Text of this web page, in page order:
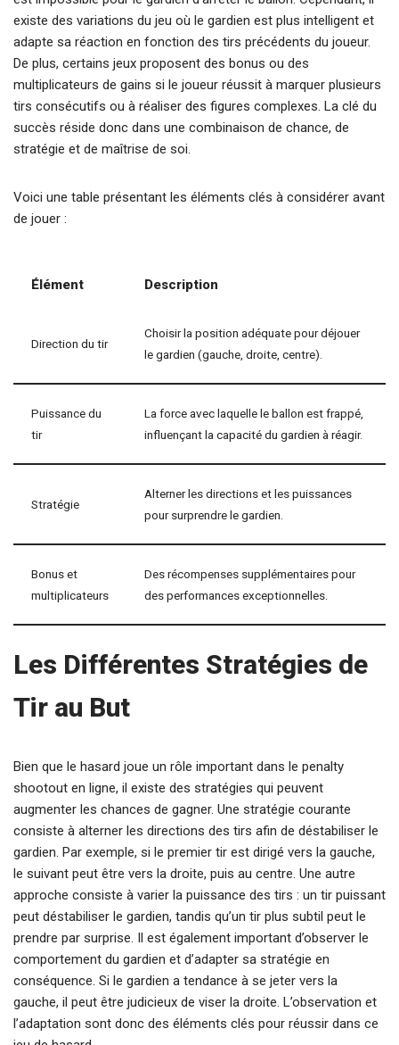
existe des variations du jeu où le gardien est plus intelligent et
adapte sa réaction en fonction des tirs précédents du joueur.
De plus, certains jeux proposent des bonus ou des
multiplicateurs de gains si le joueur réussit à marquer plusieurs
tirs consécutifs ou à réaliser des figures complexes. La clé du
succès réside donc dans une combinaison de chance, de
stratégie et de maîtrise de soi.
Voici une table présentant les éléments clés à considérer avant
de jouer :
Élément Description
Direction du tir
Choisir la position adéquate pour déjouer
le gardien (gauche, droite, centre).
Puissance du
tir
La force avec laquelle le ballon est frappé,
influençant la capacité du gardien à réagir.
Stratégie
Alterner les directions et les puissances
pour surprendre le gardien.
Bonus et
multiplicateurs
Des récompenses supplémentaires pour
des performances exceptionnelles.
Les Différentes Stratégies de
Tir au But
Bien que le hasard joue un rôle important dans le penalty
shootout en ligne, il existe des stratégies qui peuvent
augmenter les chances de gagner. Une stratégie courante
consiste à alterner les directions des tirs afin de déstabiliser le
gardien. Par exemple, si le premier tir est dirigé vers la gauche,
le suivant peut être vers la droite, puis au centre. Une autre
approche consiste à varier la puissance des tirs : un tir puissant
peut déstabiliser le gardien, tandis qu’un tir plus subtil peut le
prendre par surprise. Il est également important d’observer le
comportement du gardien et d’adapter sa stratégie en
conséquence. Si le gardien a tendance à se jeter vers la
gauche, il peut être judicieux de viser la droite. L’observation et
l’adaptation sont donc des éléments clés pour réussir dans ce